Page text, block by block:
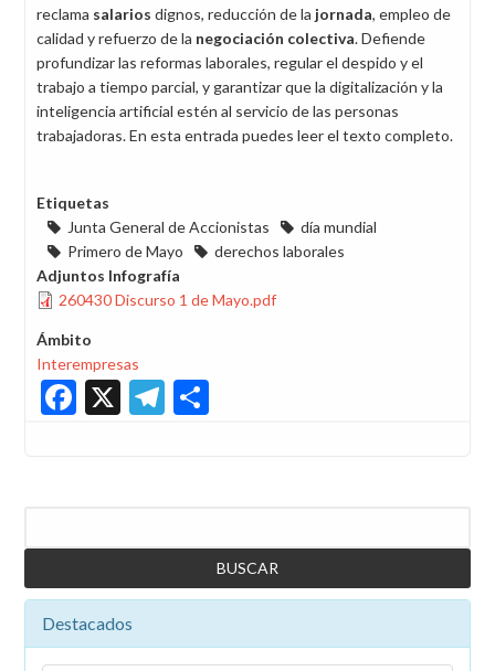
reclama salarios dignos, reducción de la jornada, empleo de
calidad y refuerzo de la negociación colectiva. Defiende
profundizar las reformas laborales, regular el despido y el
trabajo a tiempo parcial, y garantizar que la digitalización y la
inteligencia artificial estén al servicio de las personas
trabajadoras. En esta entrada puedes leer el texto completo.
Etiquetas
Junta General de Accionistas
día mundial
Primero de Mayo
derechos laborales
Adjuntos Infografía
260430 Discurso 1 de Mayo.pdf
Ámbito
Interempresas
Facebook
X Telegram
Destacados